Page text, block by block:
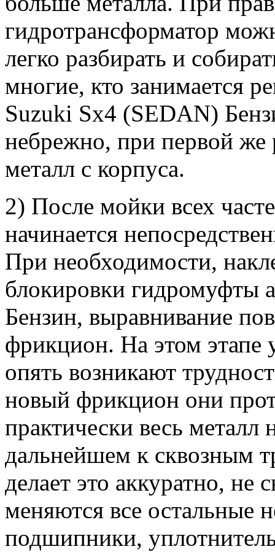
гидротрансформатор
легко разбирать и
многие, кто занимается
Suzuki Sx4 (SEDAN)
небрежно, при первой же
металл с корпуса.
2) После мойки всех
начинается
При необходимости,
блокировки гидромуфты
Бензин, выравнивание
фрикцион. На этом этапе
опять возникают
новый фрикцион они
практически весь металл
дальнейшем к сквозным
делает это аккуратно, не
меняются все остальные
подшипники,